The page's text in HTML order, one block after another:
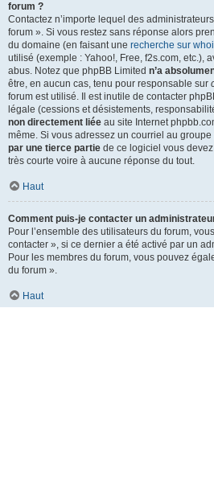
forum ?
Contactez n’importe lequel des
forum ». Si vous restez sans réponse alors
du domaine (en faisant une recherche sur
utilisé (exemple : Yahoo!, Free, f2s.com, etc.),
abus. Notez que phpBB Limited n’a
être, en aucun cas, tenu pour responsable sur
forum est utilisé. Il est inutile de contacter
légale (cessions et désistements,
non directement liée au site Internet
même. Si vous adressez un courriel au
par une tierce partie de ce logiciel vous
très courte voire à aucune réponse du tout.
Haut
Comment puis-je contacter un
Pour l’ensemble des utilisateurs du forum,
contacter », si ce dernier a été activé par un
Pour les membres du forum, vous pouvez
du forum ».
Haut